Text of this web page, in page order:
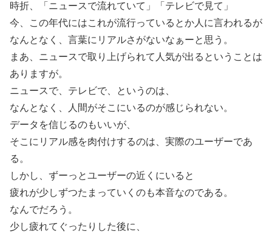
時折、「ニュースで流れていて」「テレビで見て」
今、この年代にはこれが流行っているとか人に言われるが
なんとなく、言葉にリアルさがないなぁーと思う。
まあ、ニュースで取り上げられて人気が出るということは
ありますが。
ニュースで、テレビで、というのは、
なんとなく、人間がそこにいるのが感じられない。
データを信じるのもいいが、
そこにリアル感を肉付けするのは、実際のユーザーであ
る。
しかし、ずーっとユーザーの近くにいると
疲れが少しずつたまっていくのも本音なのである。
なんでだろう。
少し疲れてぐったりした後に、